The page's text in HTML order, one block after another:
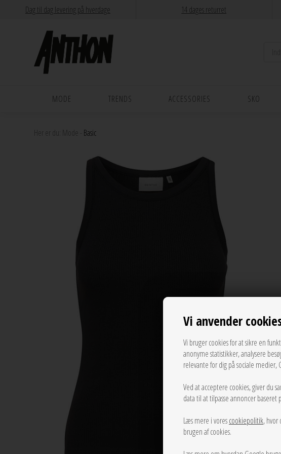
Vi anvender
Vi bruger cookies for at sikre en
anonyme statistikker, analysere
relevante for dig på sociale medier,
Ved at acceptere cookies, giver du
data til at tilpasse annoncer baseret
Læs mere i vorescookiepolitik,
brugen af cookies.
Dag til dag levering på hverdage 14 dages returret
MODE TRENDS ACCESSORIES SKO
Her er du: Mode Basic